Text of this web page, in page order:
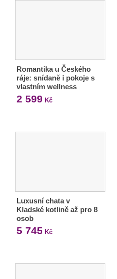
Romantika u Českého
ráje: snídaně i pokoje s
vlastním wellness
2 599 Kč
Luxusní chata v
Kladské kotlině až pro 8
osob
5 745 Kč